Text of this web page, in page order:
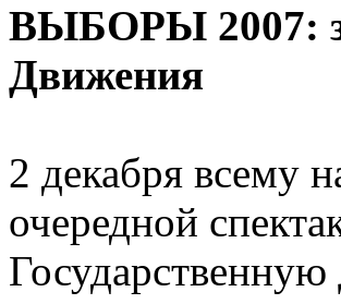
ВЫБОРЫ 2007:
Движения
2 декабря всему
очередной